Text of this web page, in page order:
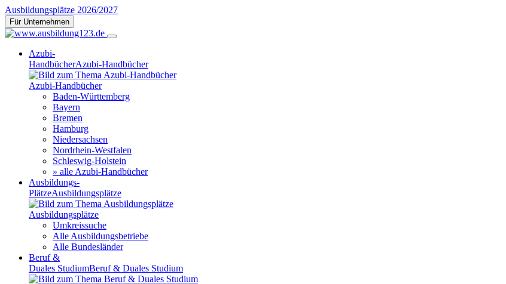
Ausbildungsplätze 2026/2027
Für Unternehmen
Azubi-
HandbücherAzubi-Handbücher
Azubi-Handbücher
Baden-Württemberg
Bayern
Bremen
Hamburg
Niedersachsen
Nordrhein-Westfalen
Schleswig-Holstein
» alle Azubi-Handbücher
Ausbildungs-
PlätzeAusbildungsplätze
Ausbildungsplätze
Umkreissuche
Alle Ausbildungsbetriebe
Alle Bundesländer
Beruf &
Duales StudiumBeruf & Duales Studium